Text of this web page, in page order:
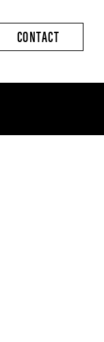
CONTACT